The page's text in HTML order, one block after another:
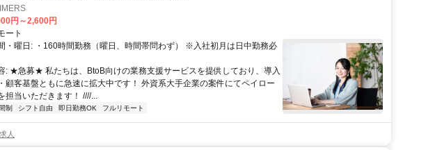
円～2,600円
ート
・曜日: ・160時間勤務（曜日、時間帯問わず） ※入社初月は日中勤務必
: ★急募★ 私たちは、BtoB向けの業務支援サービスを提供しており、導入
顧客基盤ともに急速に拡大中です！ 外資系大手企業の案件にてペイロー
担当いただきます！ ////...
制 シフト自由 即日勤務OK フルリモート
人